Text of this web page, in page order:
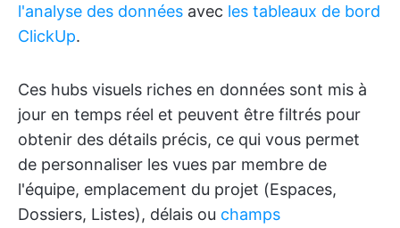
l'analyse des données avec les tableaux de bord
ClickUp.
Ces hubs visuels riches en données sont mis à
jour en temps réel et peuvent être filtrés pour
obtenir des détails précis, ce qui vous permet
de personnaliser les vues par membre de
l'équipe, emplacement du projet (Espaces,
Dossiers, Listes), délais ou champs